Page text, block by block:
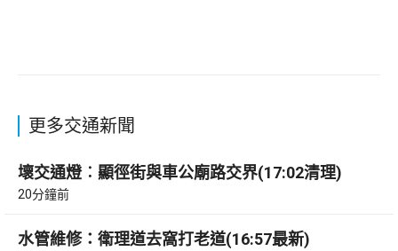
更多交通新聞
壞交通燈︰顯徑街與車公廟路交界(17:02清理)
20分鐘前
水管維修：衛理道去窩打老道(16:57最新)